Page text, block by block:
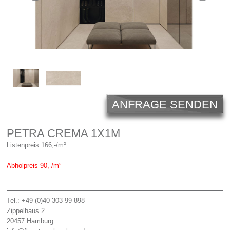
Outlet
Unternehmen
ANFRAGE SENDEN
PETRA CREMA 1X1M
Listenpreis 166,-/m²
Abholpreis 90,-/m²
Tel.: +49 (0)40 303 99 898
Zippelhaus 2
20457 Hamburg